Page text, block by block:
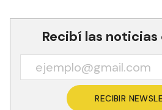
Recibí las
RECIBIR